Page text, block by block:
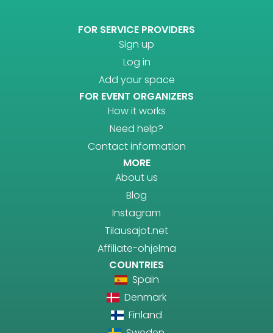
FOR SERVICE PROVIDERS
Sign up
Log in
Add your space
FOR EVENT ORGANIZERS
How it works
Need help?
Contact information
MORE
About us
Blog
Instagram
Tilausajot.net
Affiliate-ohjelma
COUNTRIES
Spain
Denmark
Finland